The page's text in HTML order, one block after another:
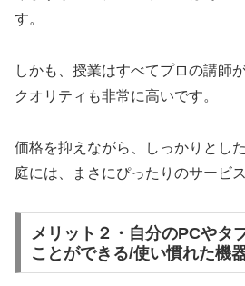
す。
しかも、授業はすべてプロの講師
クオリティも非常に高いです。
価格を抑えながら、しっかりとし
庭には、まさにぴったりのサービス
メリット２・自分のPCやタ
ことができる/使い慣れた機